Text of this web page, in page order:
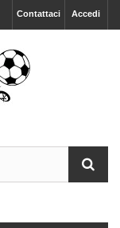
Accedi
Contattaci